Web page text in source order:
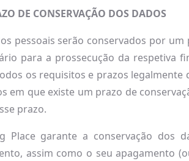
DE CONSERVAÇÃO DOS DADOS
pessoais serão conservados por
para a prossecução da respetiva
os requisitos e prazos
em que existe um prazo de
prazo.
Place garante a conservação dos
assim como o seu apagamento